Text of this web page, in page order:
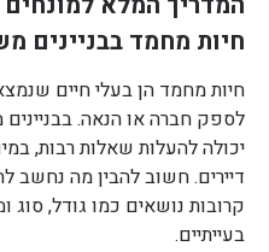
חיות מחמד בבניינים
חיות מחמד הן בעלי חיים
לספק חברה או הנאה.
יכולה להעלות שאלות רבות,
דיירים. חשוב להבין מה נחשב
קרובות נושאים כמו גודל, סוג
בעייתיים.